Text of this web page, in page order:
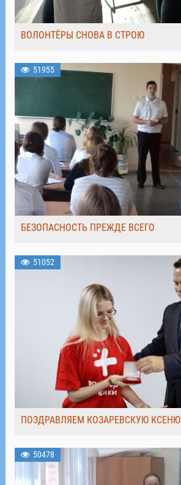
ВОЛОНТЁРЫ СНОВА В СТРОЮ
51955
БЕЗОПАСНОСТЬ ПРЕЖДЕ ВСЕГО
51052
ПОЗДРАВЛЯЕМ КОЗАРЕВСКУЮ КСЕНЮ
50478